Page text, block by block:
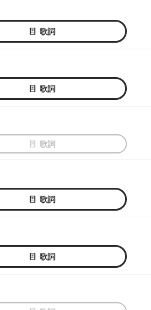
歌詞
歌詞
歌詞
歌詞
歌詞